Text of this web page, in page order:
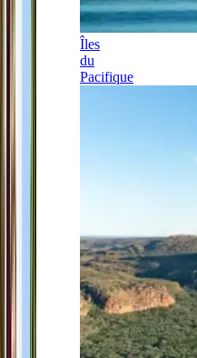
Îles
du
Pacifique